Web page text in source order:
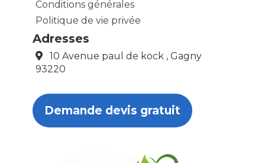
Conditions générales
Politique de vie privée
Adresses
10 Avenue paul de kock , Gagny
93220
Demande devis gratuit